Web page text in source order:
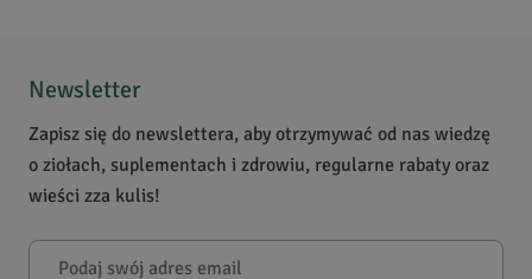
Bądź pierwszą osobą, która podzieli się opinią o tym
Powiadomienie
W naszej witrynie opinie mogą dodawać tylko osoby,
Newsletter
Zapisz się do newslettera, aby otrzymywać od nas wiedzę
o ziołach, suplementach i zdrowiu, regularne rabaty oraz
wieści zza kulis!